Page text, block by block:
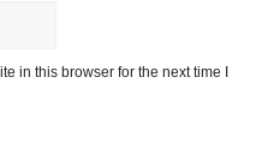
in this browser for the next time I